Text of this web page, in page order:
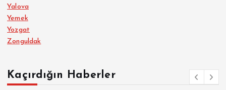
Yalova
Yemek
Yozgat
Zonguldak
Kaçırdığın Haberler